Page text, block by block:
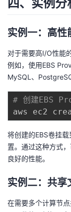
四、实例分
实例一：高性
对于需要高I/O性能
例如，使用EBS
MySQL、
# 创建EBS
aws ec2
将创建的EBS卷挂
置。通过这种方式
良好的性能。
实例二：共享
在需要多个计算节